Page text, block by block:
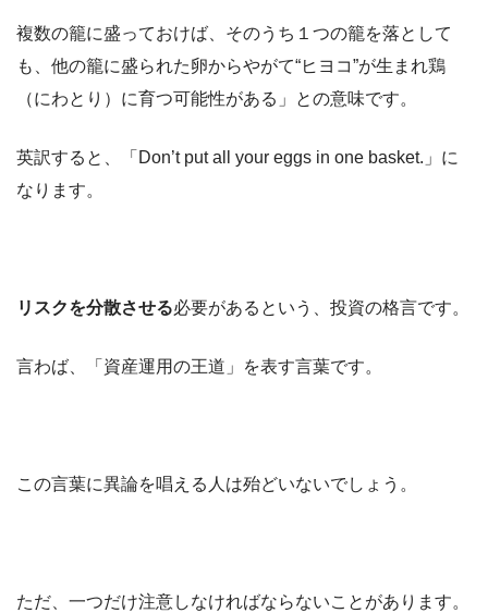
複数の籠に盛っておけば、そのうち１つの籠を落として
も、他の籠に盛られた卵からやがて“ヒヨコ”が生まれ鶏
（にわとり）に育つ可能性がある」との意味です。
英訳すると、「Don’t put all your eggs in one basket.」に
なります。
リスクを分散させる必要があるという、投資の格言です。
言わば、「資産運用の王道」を表す言葉です。
この言葉に異論を唱える人は殆どいないでしょう。
ただ、一つだけ注意しなければならないことがあります。